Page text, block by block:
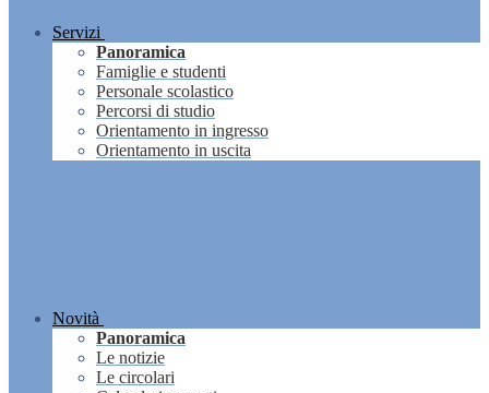
Servizi
Panoramica
Famiglie e studenti
Personale scolastico
Percorsi di studio
Orientamento in ingresso
Orientamento in uscita
Novità
Panoramica
Le notizie
Le circolari